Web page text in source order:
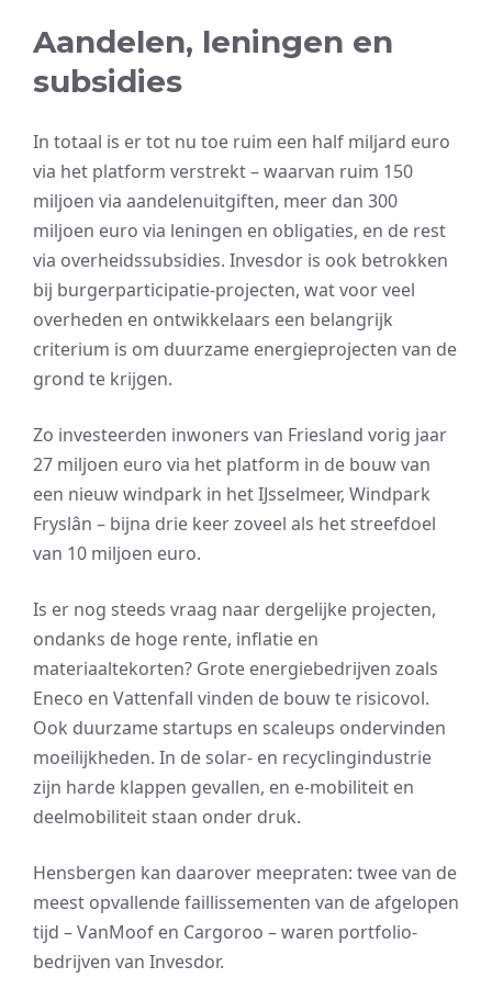
Aandelen, leningen en
subsidies
In totaal is er tot nu toe ruim een half miljard euro
via het platform verstrekt – waarvan ruim 150
miljoen via aandelenuitgiften, meer dan 300
miljoen euro via leningen en obligaties, en de rest
via overheidssubsidies. Invesdor is ook betrokken
bij burgerparticipatie-projecten, wat voor veel
overheden en ontwikkelaars een belangrijk
criterium is om duurzame energieprojecten van de
grond te krijgen.
Zo investeerden inwoners van Friesland vorig jaar
27 miljoen euro via het platform in de bouw van
een nieuw windpark in het IJsselmeer, Windpark
Fryslân – bijna drie keer zoveel als het streefdoel
van 10 miljoen euro.
Is er nog steeds vraag naar dergelijke projecten,
ondanks de hoge rente, inflatie en
materiaaltekorten? Grote energiebedrijven zoals
Eneco en Vattenfall vinden de bouw te risicovol.
Ook duurzame startups en scaleups ondervinden
moeilijkheden. In de solar- en recyclingindustrie
zijn harde klappen gevallen, en e-mobiliteit en
deelmobiliteit staan onder druk.
Hensbergen kan daarover meepraten: twee van de
meest opvallende faillissementen van de afgelopen
tijd – VanMoof en Cargoroo – waren portfolio-
bedrijven van Invesdor.